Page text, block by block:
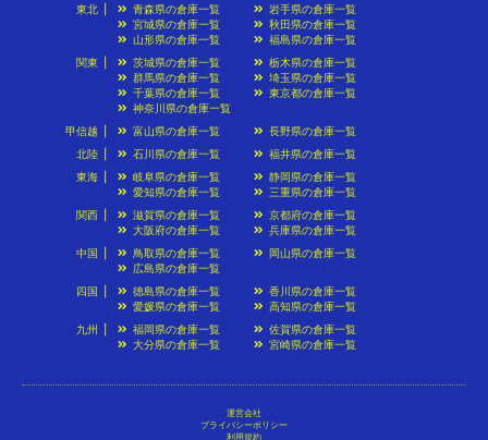
東北
青森県の倉庫一覧
岩手県の倉庫一覧
宮城県の倉庫一覧
秋田県の倉庫一覧
山形県の倉庫一覧
福島県の倉庫一覧
関東
茨城県の倉庫一覧
栃木県の倉庫一覧
群馬県の倉庫一覧
埼玉県の倉庫一覧
千葉県の倉庫一覧
東京都の倉庫一覧
神奈川県の倉庫一覧
甲信越
富山県の倉庫一覧
長野県の倉庫一覧
北陸
石川県の倉庫一覧
福井県の倉庫一覧
東海
岐阜県の倉庫一覧
静岡県の倉庫一覧
愛知県の倉庫一覧
三重県の倉庫一覧
関西
滋賀県の倉庫一覧
京都府の倉庫一覧
大阪府の倉庫一覧
兵庫県の倉庫一覧
中国
鳥取県の倉庫一覧
岡山県の倉庫一覧
広島県の倉庫一覧
四国
徳島県の倉庫一覧
香川県の倉庫一覧
愛媛県の倉庫一覧
高知県の倉庫一覧
九州
福岡県の倉庫一覧
佐賀県の倉庫一覧
大分県の倉庫一覧
宮崎県の倉庫一覧
運営会社
プライバシーポリシー
利用規約